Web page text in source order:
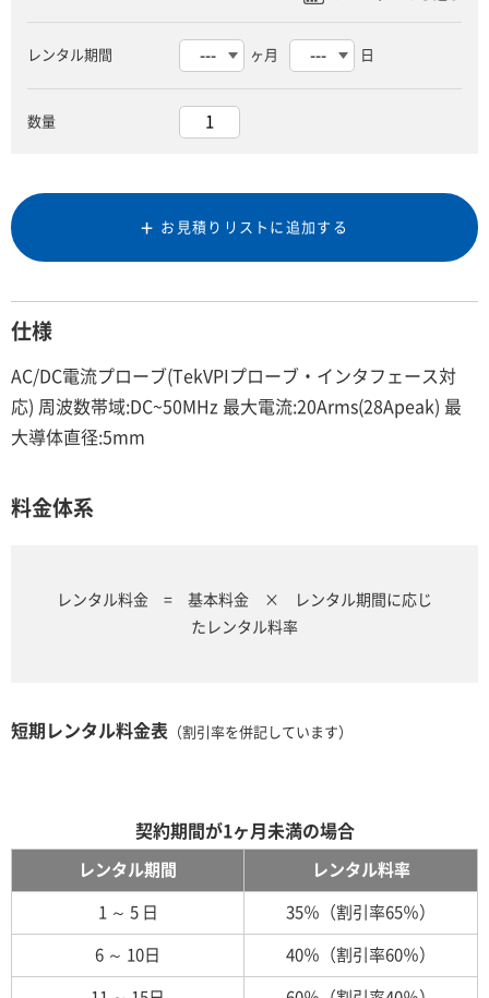
レンタル期間 ヶ月 日
数量
お見積りリストに追加する
仕様
AC/DC電流プローブ(TekVPIプローブ・インタフェース対
応) 周波数帯域:DC~50MHz 最大電流:20Arms(28Apeak) 最
大導体直径:5mm
料金体系
レンタル料金 = 基本料金 × レンタル期間に応じ
たレンタル料率
短期レンタル料金表 （割引率を併記しています）
契約期間が1ヶ月未満の場合
レンタル期間 レンタル料率
1 ～ 5 日 35％（割引率65％）
6 ～ 10日 40％（割引率60％）